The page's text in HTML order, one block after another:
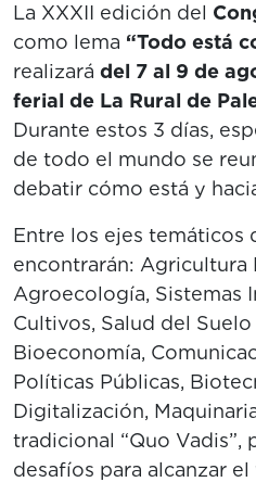
La XXXII edición del
como lema “Todo está
realizará del 7 al 9 de
ferial de La Rural de
Durante estos 3 días,
de todo el mundo se
debatir cómo está y
Entre los ejes temáticos
encontrarán: Agricultura
Agroecología, Sistemas
Cultivos, Salud del
Bioeconomía,
Políticas Públicas,
Digitalización,
tradicional “Quo Vadis”,
desafíos para alcanzar